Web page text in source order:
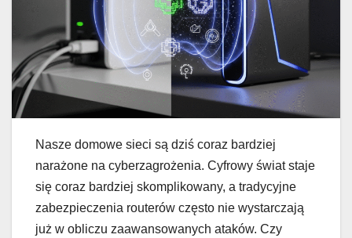
Nasze domowe sieci są dziś coraz bardziej
narażone na cyberzagrożenia. Cyfrowy świat staje
się coraz bardziej skomplikowany, a tradycyjne
zabezpieczenia routerów często nie wystarczają
już w obliczu zaawansowanych ataków. Czy